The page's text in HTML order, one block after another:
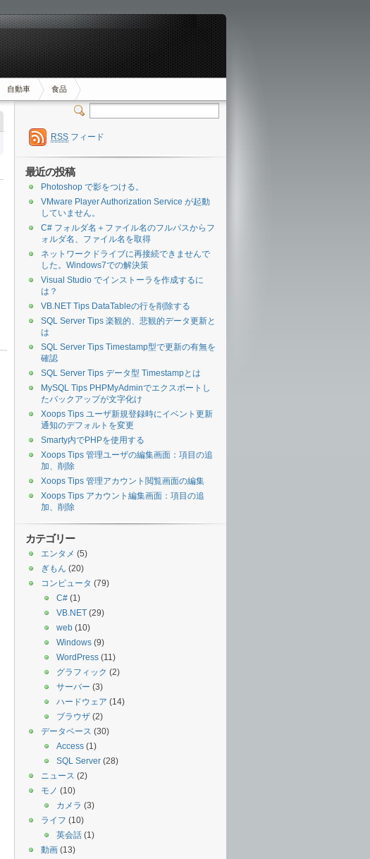
自動車 食品
RSS フィード
最近の投稿
Photoshop で影をつける。
VMware Player Authorization Service が起動
していません。
C# フォルダ名＋ファイル名のフルパスからフ
ォルダ名、ファイル名を取得
ネットワークドライブに再接続できませんで
した。Windows7での解決策
Visual Studio でインストーラを作成するに
は？
VB.NET Tips DataTableの行を削除する
SQL Server Tips 楽観的、悲観的データ更新と
は
SQL Server Tips Timestamp型で更新の有無を
確認
SQL Server Tips データ型 Timestampとは
MySQL Tips PHPMyAdminでエクスポートし
たバックアップが文字化け
Xoops Tips ユーザ新規登録時にイベント更新
通知のデフォルトを変更
Smarty内でPHPを使用する
Xoops Tips 管理ユーザの編集画面：項目の追
加、削除
Xoops Tips 管理アカウント閲覧画面の編集
Xoops Tips アカウント編集画面：項目の追
加、削除
カテゴリー
エンタメ (5)
ぎもん (20)
コンピュータ (79)
C# (1)
VB.NET (29)
web (10)
Windows (9)
WordPress (11)
グラフィック (2)
サーバー (3)
ハードウェア (14)
ブラウザ (2)
データベース (30)
Access (1)
SQL Server (28)
ニュース (2)
モノ (10)
カメラ (3)
ライフ (10)
英会話 (1)
動画 (13)